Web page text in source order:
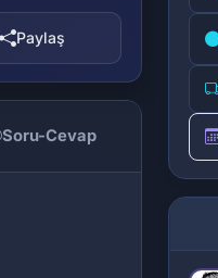
Paylaş
Soru-Cevap